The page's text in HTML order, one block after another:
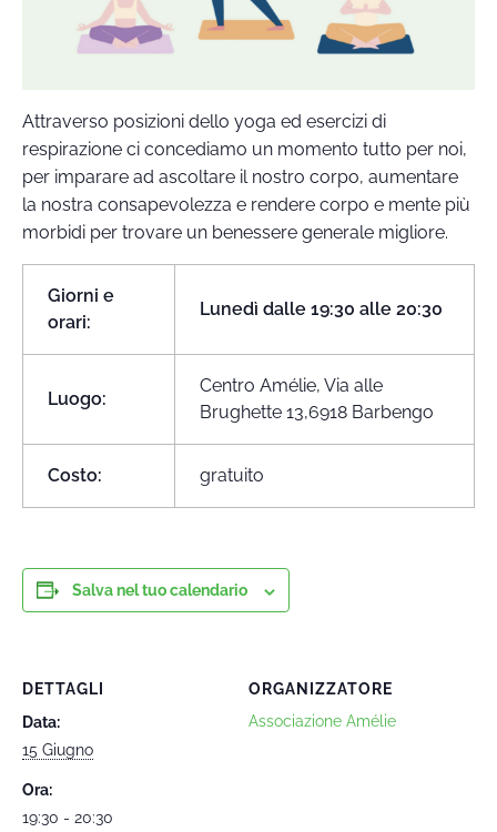
Attraverso posizioni dello yoga ed esercizi di
respirazione ci concediamo un momento tutto per noi,
per imparare ad ascoltare il nostro corpo, aumentare
la nostra consapevolezza e rendere corpo e mente più
morbidi per trovare un benessere generale migliore.
Giorni e
orari:
Lunedì dalle 19:30 alle 20:30
Luogo:
Centro Amélie, Via alle
Brughette 13,6918 Barbengo
Costo: gratuito
Salva nel tuo calendario
DETTAGLI
Data:
15 Giugno
Ora:
19:30 - 20:30
ORGANIZZATORE
Associazione Amélie